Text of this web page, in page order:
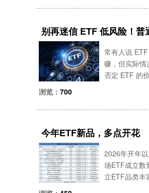
别再迷信 ETF 低风险！
常有人说
赚，但实际
否定 ETF 的
浏览： 700
今年ETF新品，多点开花
2026年开年
场ETF成立数
立ETF品类丰